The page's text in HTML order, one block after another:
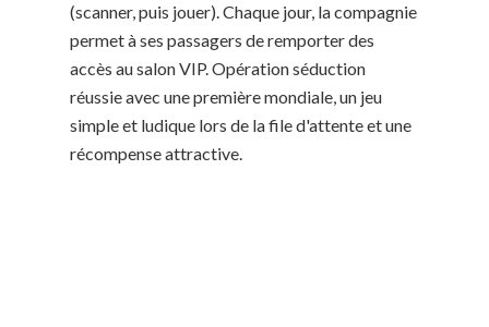
(scanner, puis jouer). Chaque jour, la compagnie
permet à ses passagers de remporter des
accès au salon VIP. Opération séduction
réussie avec une première mondiale, un jeu
simple et ludique lors de la file d'attente et une
récompense attractive.